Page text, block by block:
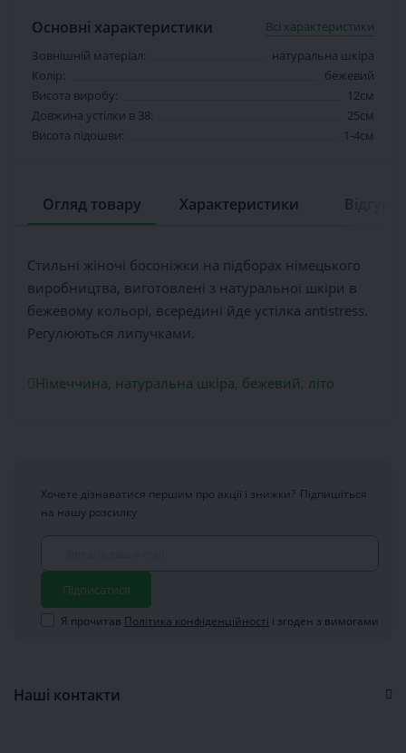
Основні характеристики
Всі характеристики
Зовнішній матеріал:
натуральна шкіра
Колір:
бежевий
Висота виробу:
12см
Довжина устілки в 38:
25см
Висота підошви:
1-4см
Огляд товару Характеристики
Стильні жіночі босоніжки на підборах німецького
виробництва, виготовлені з натуральної шкіри в
бежевому кольорі, всередині йде устілка antistress.
Регулюються липучками.
Німеччина, натуральна шкіра, бежевий, літо
Хочете дізнаватися першим про акції і знижки? Підпишіться
на нашу розсилку
Підписатися
Я прочитав Політика конфіденційності і згоден з вимогами
Наші контакти